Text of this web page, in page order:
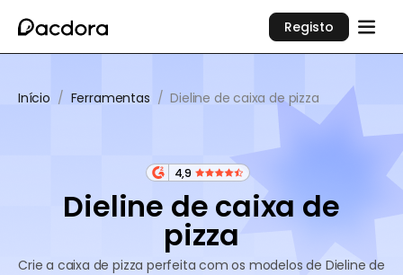
Registo
Início / Ferramentas / Dieline de caixa de pizza
4,9
Dieline de caixa de
pizza
Crie a caixa de pizza perfeita com os modelos de Dieline de